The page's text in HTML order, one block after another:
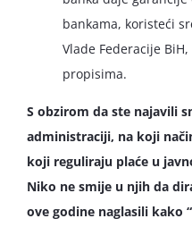
bankama, koristeći
Vlade Federacije
propisima.
S obzirom da ste najavili
administraciji, na koji
koji reguliraju plaće u
Niko ne smije u njih da
ove godine naglasili kako